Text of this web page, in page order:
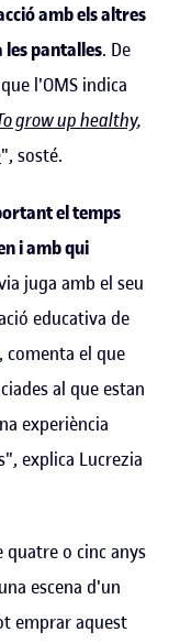
amb els altres
pantalles. De
l'OMS indica
grow up healthy,
", sosté.
el temps
i amb qui
juga amb el seu
educativa de
el que
al que estan
experiència
explica Lucrezia
quatre o cinc anys
escena d'un
emprar aquest